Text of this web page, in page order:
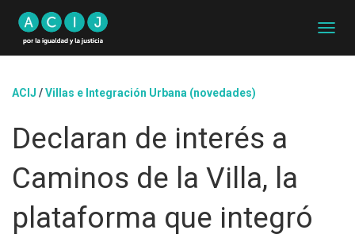
A
ACIJ /Villas e Integración Urbana (novedades)
Declaran de interés a
Caminos de la Villa, la
plataforma que integró